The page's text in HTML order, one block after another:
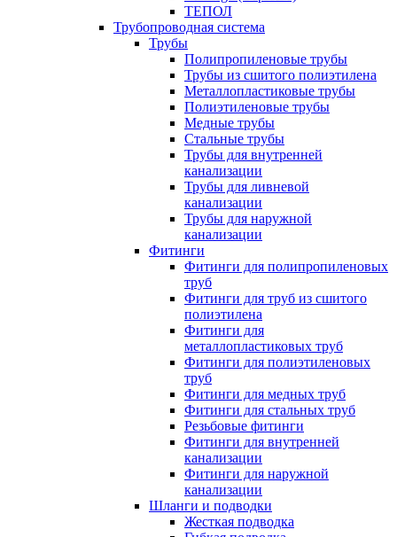
ТЕПОЛ
Трубопроводная система
Трубы
Полипропиленовые трубы
Трубы из сшитого полиэтилена
Металлопластиковые трубы
Полиэтиленовые трубы
Медные трубы
Стальные трубы
Трубы для внутренней
канализации
Трубы для ливневой
канализации
Трубы для наружной
канализации
Фитинги
Фитинги для полипропиленовых
труб
Фитинги для труб из сшитого
полиэтилена
Фитинги для
металлопластиковых труб
Фитинги для полиэтиленовых
труб
Фитинги для медных труб
Фитинги для стальных труб
Резьбовые фитинги
Фитинги для внутренней
канализации
Фитинги для наружной
канализации
Шланги и подводки
Жесткая подводка